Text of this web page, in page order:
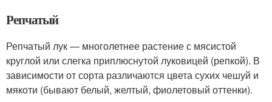
Репчатый
Репчатый лук — многолетнее растение с мясистой
круглой или слегка приплюснутой луковицей (репкой). В
зависимости от сорта различаются цвета сухих чешуй и
мякоти (бывают белый, желтый, фиолетовый оттенки).